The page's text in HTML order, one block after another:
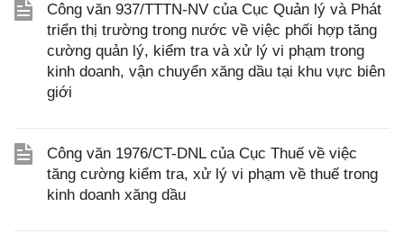
Công văn 937/TTTN-NV của Cục Quản lý và Phát
triển thị trường trong nước về việc phối hợp tăng
cường quản lý, kiểm tra và xử lý vi phạm trong
kinh doanh, vận chuyển xăng dầu tại khu vực biên
giới
Công văn 1976/CT-DNL của Cục Thuế về việc
tăng cường kiểm tra, xử lý vi phạm về thuế trong
kinh doanh xăng dầu